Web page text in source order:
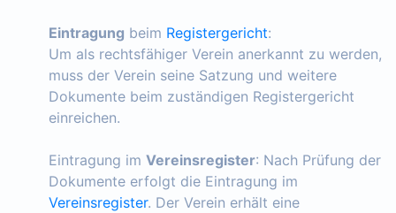
Eintragung beim Registergericht:
Um als rechtsfähiger Verein anerkannt zu werden,
muss der Verein seine Satzung und weitere
Dokumente beim zuständigen Registergericht
einreichen.
Eintragung im Vereinsregister: Nach Prüfung der
Dokumente erfolgt die Eintragung im
Vereinsregister. Der Verein erhält eine